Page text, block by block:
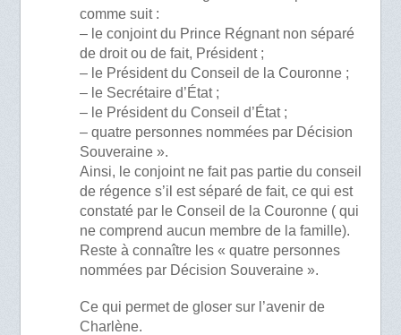
comme suit :
– le conjoint du Prince Régnant non séparé
de droit ou de fait, Président ;
– le Président du Conseil de la Couronne ;
– le Secrétaire d’État ;
– le Président du Conseil d’État ;
– quatre personnes nommées par Décision
Souveraine ».
Ainsi, le conjoint ne fait pas partie du conseil
de régence s’il est séparé de fait, ce qui est
constaté par le Conseil de la Couronne ( qui
ne comprend aucun membre de la famille).
Reste à connaître les « quatre personnes
nommées par Décision Souveraine ».
Ce qui permet de gloser sur l’avenir de
Charlène.